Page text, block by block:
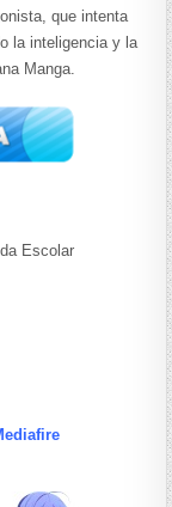
que intenta
la inteligencia y la
Manga.
Escolar